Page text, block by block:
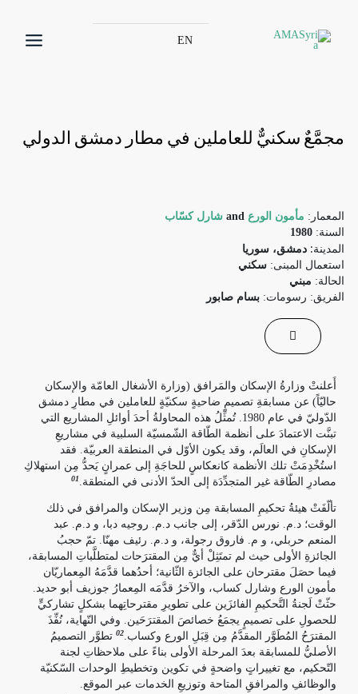
EN
مجمَّعٌ سكنيٌّ للعاملين في مطار دمشق الدولي
المعمار: مأمون الورع and
شارل كسّاب
السنة:1980
المدينة:دمشق، سوريا
استعمال المبنى:سكني
الحالة: مبني
الفريق: رسومات:بسام صابور
أَعلنتْ وزارةُ الإسكان والمَرافق (وزارة الأشغال العامّة والإسكان
حاليّاً) عن مسابقةِ تصميمِ ضاحيةٍ سكنيّةٍ للعاملين في مطارِ دمشق
الدّوليّ في عام 1980. تُمثِّلُ هذه المحاولةُ أحدَ أوائلِ المشاريع التي
تبنَّت الاعتمادَ على أنظمة الطّاقة الشّمسيّة السلبية في مشاريعِ
الإسكانِ في العالَم، وقد يكون الأوّل في المنطقة العربيّة. فقد
استُخْدِمَتْ تلك الأنظمة كانعكاسٍ للحاجَةِ إلى عمرانٍ يَحدُّ مِن استهلاكِ
مصادرِ الطّاقة غير المتجدِّدَة إلى الحدّ الأدنى في المنطقة. 01
تألّفَتْ هيئةُ تحكيمِ المسابقة مِن وزير الإسكان والمرافق في ذلك
الوقت؛ د.م. نورس الدّقر، إلى جانب د.م. روجيه دبا، و د.م. عبد
المنعم حربلي، و م. فاروق رجولة، و د.م. رئيف مهنّا. تمّ حجبُ
الجائزةِ الأولى حيث لم تمتَثِلْ أيٌّ مِن المقترَحات لمتطلَّباتِ المسابقة،
فيما حصَلَ مقترحان على الجائزة الثّانية؛ أحدُهما قدَّمَهُ المِعماريّان
مأمون الورع وشارل كساب، والآخرُ قدَّمَه المِعمارُ جوزيف أبو حديد.
حثّتْ لَجنةُ التَّحكيمِ الفائزَين على تطويرِ مقترحاتِهما بشكلٍ تشاركيٍّ
للحصولِ على تصميمٍ يجمَعُ خصائصَ المقترَحَين. وفي النّهاية، نُفِّذَ
المقترَحُ المُطَوَّر المقدَّمُ مِن قِبَلِ الورع وكساب.02 تطوَّر التصميمُ
الأصليُّ للمسابقة بعدَ المرحلة الأولى بناءً على ملاحظاتِ لجنة
التّحكيم، مع تغييراتٍ واضحةٍ في تكوين وتخطيطِ الوحدات السّكنيّة
والوظائفِ والمرافقِ المتاحة وتوزيعِ الخدمات عبر الموقع.